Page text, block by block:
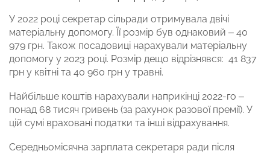
У 2022 році секретар сільради отримувала двічі
матеріальну допомогу. Її розмір був однаковий – 40
979 грн. Також посадовиці нарахували матеріальну
допомогу у 2023 році. Розмір дещо відрізнявся: 41 837
грн у квітні та 40 960 грн у травні.
Найбільше коштів нарахували наприкінці 2022-го –
понад 68 тисяч гривень (за рахунок разової премії). У
цій сумі враховані податки та інші відрахування.
Середньомісячна зарплата секретаря ради після